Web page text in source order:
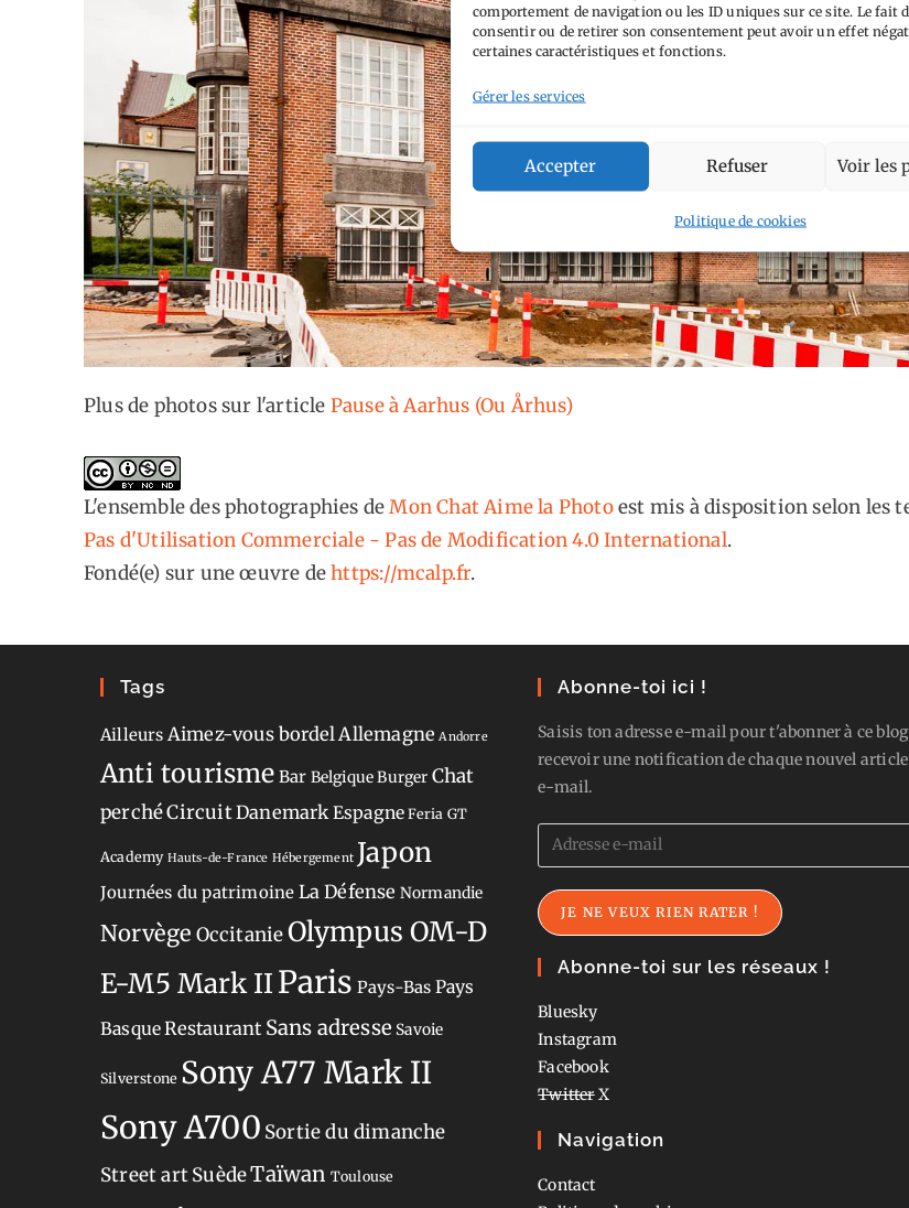
comportement de navigation ou les ID uniques sur ce site. Le fait
consentir ou de retirer son consentement peut avoir un effet
certaines caractéristiques et fonctions.
Gérer les services
Accepter Refuser Voir les
Politique de cookies
Plus de photos sur l'article Pause à Aarhus (Ou Århus)
L'ensemble des photographies deMon Chat Aime la Photoest mis à disposition selon les
Pas d'Utilisation Commerciale - Pas de Modification 4.0 International.
Fondé(e) sur une œuvre dehttps://mcalp.fr.
Tags
Ailleurs Aimez-vous bordel Allemagne Andorre
Anti tourisme Bar BelgiqueBurger Chat
perchéCircuitDanemark Espagne Feria GT
Academy Hauts-de-France Hébergement Japon
Journées du patrimoine La Défense Normandie
Norvège OccitanieOlympus OM-D
E-M5 Mark IIParis Pays-Bas Pays
BasqueRestaurant Sans adresse Savoie
Silverstone Sony A77 Mark II
Sony A700 Sortie du dimanche
Street artSuèdeTaïwan Toulouse
Abonne-toi ici !
Saisis ton adresse e-mail pour t'abonner à ce
recevoir une notification de chaque nouvel
e-mail.
Adresse
e-
mail
JE NE VEUX RIEN RATER !
Abonne-toi sur les réseaux !
Bluesky
Instagram
Facebook
TwitterX
Navigation
Contact